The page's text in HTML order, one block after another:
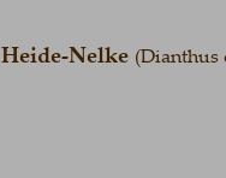
Heide-Nelke (Dianthus